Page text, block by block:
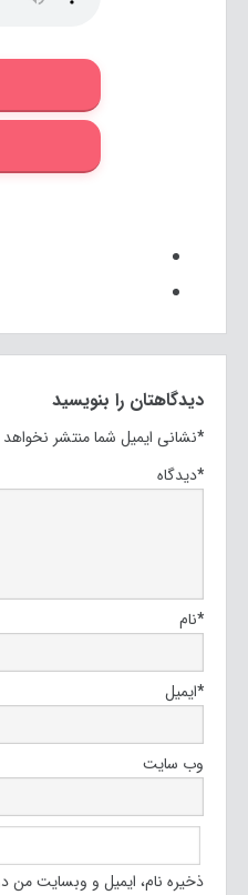
دیدگاهتان را بنویسید
نشانی ایمیل شما منتشر*
دیدگاه*
نام*
ایمیل*
وب‌ سایت
ذخیره نام، ایمیل و وبسایت من